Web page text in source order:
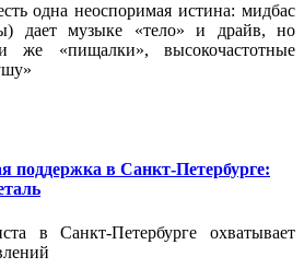
одна неоспоримая истина: мидбас
дает музыке «тело» и драйв, но
же «пищалки», высокочастотные
поддержка в Санкт-Петербурге:
в Санкт-Петербурге охватывает